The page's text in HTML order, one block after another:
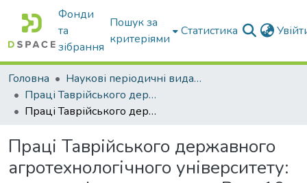
Фонди
та
зібрання
Пошук за
критеріями
Статистика
Головна
Наукові періодичні видання ТДАТУ
Праці Таврійського державного агротехнологічного університету
Праці Таврійського державного агротехнологічного університету: наукове фахове видання;Вип. 10, т. 5
Праці Таврійського державного
агротехнологічного університету: